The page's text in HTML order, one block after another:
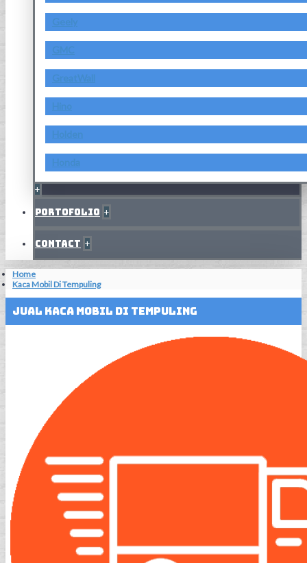
Geely
GMC
GreatWall
Hino
Holden
Honda
+
Portofolio +
Contact +
Home
Kaca Mobil Di Tempuling
Jual Kaca Mobil Di Tempuling